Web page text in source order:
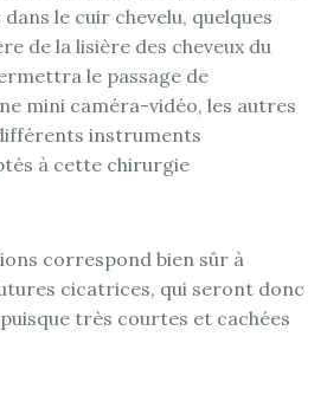
le cuir chevelu, quelques
de la lisière des cheveux du
le passage de
mini caméra-vidéo, les autres
instruments
à cette chirurgie
correspond bien sûr à
cicatrices, qui seront donc
très courtes et cachées